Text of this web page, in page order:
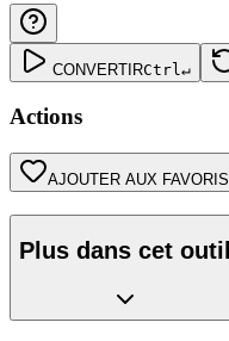
CONVERTIRCtrl ↵
Actions
AJOUTER AUX FAVORIS
Plus dans cet outil